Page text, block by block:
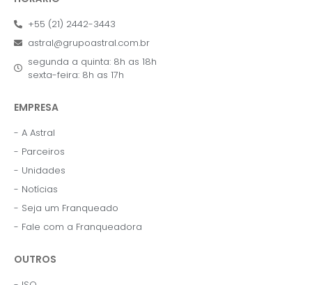
+55 (21) 2442-3443
astral@grupoastral.com.br
segunda a quinta: 8h as 18h
sexta-feira: 8h as 17h
EMPRESA
- A Astral
- Parceiros
- Unidades
- Notícias
- Seja um Franqueado
- Fale com a Franqueadora
OUTROS